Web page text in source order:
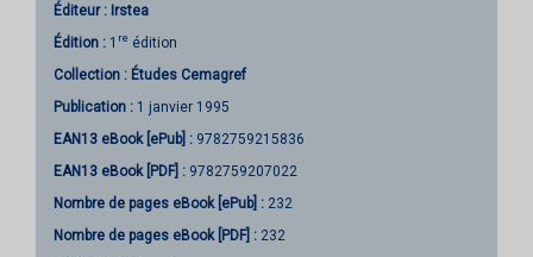
Éditeur : Irstea
Édition : 1 re édition
Collection : Études Cemagref
Publication : 1 janvier 1995
EAN13 eBook [ePub] : 9782759215836
EAN13 eBook [PDF] : 9782759207022
Nombre de pages eBook [ePub] : 232
Nombre de pages eBook [PDF] : 232